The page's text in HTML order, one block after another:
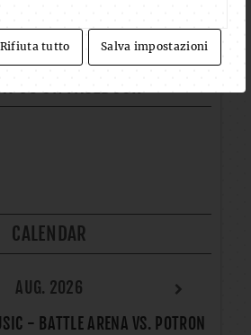
Rifiuta tutto Salva impostazioni
CALENDAR
AUG. 2026
- BATTLE ARENA VS. POTRON